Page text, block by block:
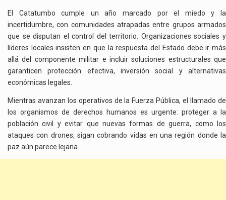
El Catatumbo cumple un año marcado por el miedo y la
incertidumbre, con comunidades atrapadas entre grupos armados
que se disputan el control del territorio. Organizaciones sociales y
líderes locales insisten en que la respuesta del Estado debe ir más
allá del componente militar e incluir soluciones estructurales que
garanticen protección efectiva, inversión social y alternativas
económicas legales.
Mientras avanzan los operativos de la Fuerza Pública, el llamado de
los organismos de derechos humanos es urgente: proteger a la
población civil y evitar que nuevas formas de guerra, como los
ataques con drones, sigan cobrando vidas en una región donde la
paz aún parece lejana.